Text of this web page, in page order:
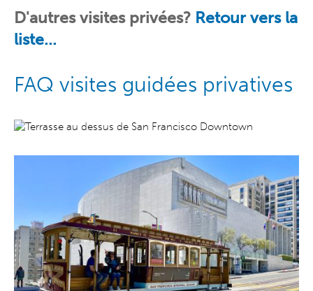
D'autres visites privées? Retour vers la
liste...
FAQ visites guidées privatives